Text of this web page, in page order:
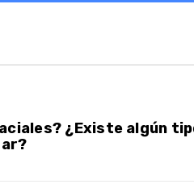
¿Existe algún